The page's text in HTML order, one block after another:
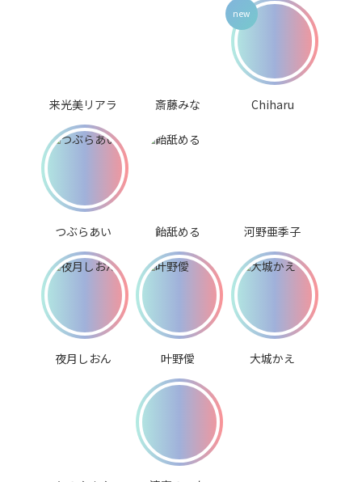
来光美リアラ 斎藤みな Chiharu
つぶらあい 飴舐める 河野亜季子
夜月しおん 叶野僾 大城かえ